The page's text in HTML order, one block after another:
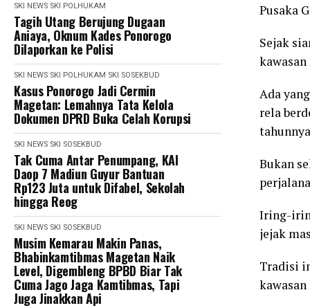
SKI NEWS SKI POLHUKAM
Tagih Utang Berujung Dugaan
Aniaya, Oknum Kades Ponorogo
Dilaporkan ke Polisi
SKI NEWS SKI POLHUKAM SKI SOSEKBUD
Kasus Ponorogo Jadi Cermin
Magetan: Lemahnya Tata Kelola
Dokumen DPRD Buka Celah Korupsi
SKI NEWS SKI SOSEKBUD
Tak Cuma Antar Penumpang, KAI
Daop 7 Madiun Guyur Bantuan
Rp123 Juta untuk Difabel, Sekolah
hingga Reog
SKI NEWS SKI SOSEKBUD
Musim Kemarau Makin Panas,
Bhabinkamtibmas Magetan Naik
Level, Digembleng BPBD Biar Tak
Cuma Jago Jaga Kamtibmas, Tapi
Juga Jinakkan Api
Pusaka
Sejak
Ada
rela
Bukan
Iring-
jejak
Tradisi